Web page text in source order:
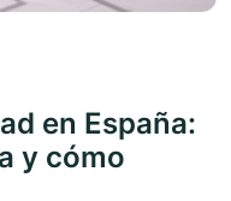
en España:
y cómo